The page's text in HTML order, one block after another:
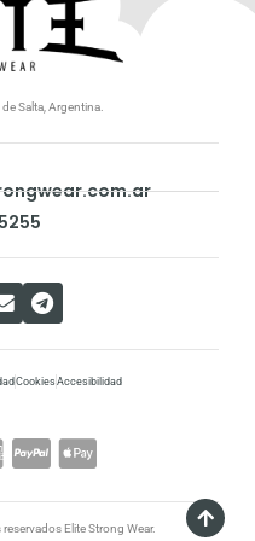
Salta, Argentina.
CookiesAccesibilidad
Elite Strong Wear.